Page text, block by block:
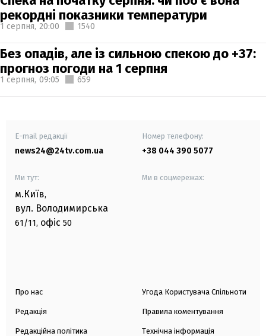
рекордні показники температури
1 серпня, 20:00 1540
Без опадів, але із сильною спекою до +37:
прогноз погоди на 1 серпня
1 серпня, 09:05 659
E-mail редакції
news24@24tv.com.ua
Номер телефону:
+38 044 390 5077
Ми тут:
м.Київ,
вул. Володимирська
61/11, офіс 50
Ми в соцмережах:
Про нас
Редакція
Редакційна політика
Угода Користувача Спільноти
Правила коментування
Технічна інформація